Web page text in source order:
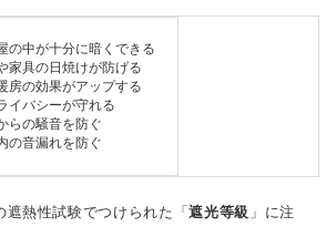
の中が十分に暗くできる
家具の日焼けが防げる
房の効果がアップする
イバシーが守れる
らの騒音を防ぐ
の音漏れを防ぐ
遮熱性試験でつけられた「遮光等級 」に注